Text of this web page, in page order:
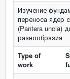
Изучение
переноса ядер
(Pantera uncia)
разнообразия
Type of
work